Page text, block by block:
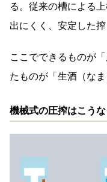
る。従来の槽による
出にくく、安定した
ここでできるものが
たものが「生酒（なま
機械式の圧搾はこう